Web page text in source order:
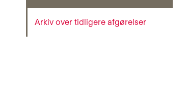
Arkiv over tidligere afgørelser